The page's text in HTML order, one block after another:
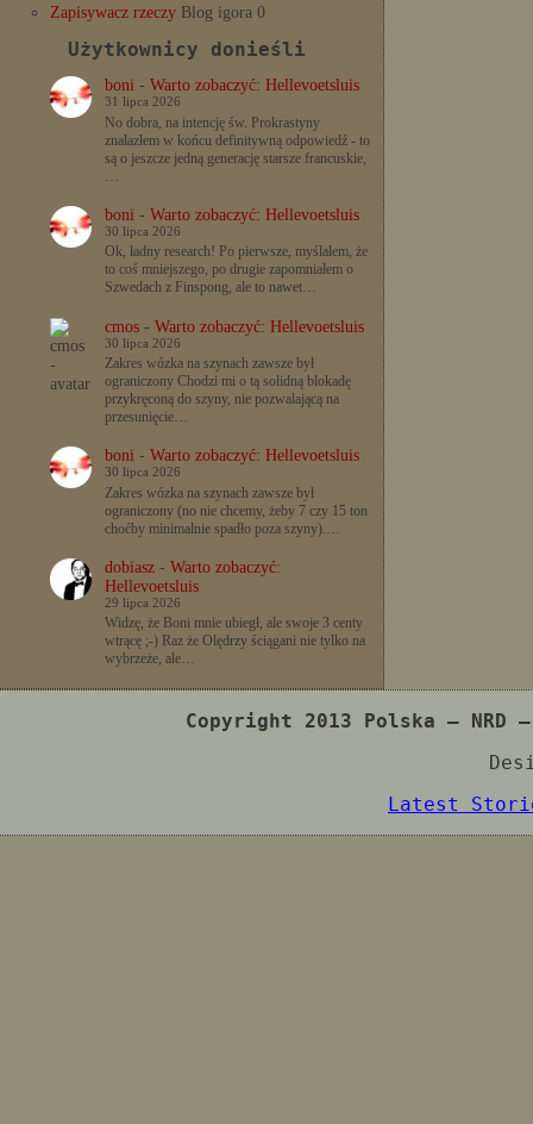
Zapisywacz rzeczy Blog igora 0
Użytkownicy donieśli
boni- Warto zobaczyć: Hellevoetsluis
31 lipca 2026
No dobra, na intencję św. Prokrastyny
znalazłem w końcu definitywną odpowiedź - to
są o jeszcze jedną generację starsze francuskie,
…
boni- Warto zobaczyć: Hellevoetsluis
30 lipca 2026
Ok, ładny research! Po pierwsze, myślałem, że
to coś mniejszego, po drugie zapomniałem o
Szwedach z Finspong, ale to nawet…
cmos- Warto zobaczyć: Hellevoetsluis
30 lipca 2026
Zakres wózka na szynach zawsze był
ograniczony Chodzi mi o tą solidną blokadę
przykręconą do szyny, nie pozwalającą na
przesunięcie…
boni- Warto zobaczyć: Hellevoetsluis
30 lipca 2026
Zakres wózka na szynach zawsze był
ograniczony (no nie chcemy, żeby 7 czy 15 ton
choćby minimalnie spadło poza szyny).…
dobiasz- Warto zobaczyć:
Hellevoetsluis
29 lipca 2026
Widzę, że Boni mnie ubiegł, ale swoje 3 centy
wtrącę ;-) Raz że Olędrzy ściągani nie tylko na
wybrzeże, ale…
Copyright 2013 Polska –
Latest